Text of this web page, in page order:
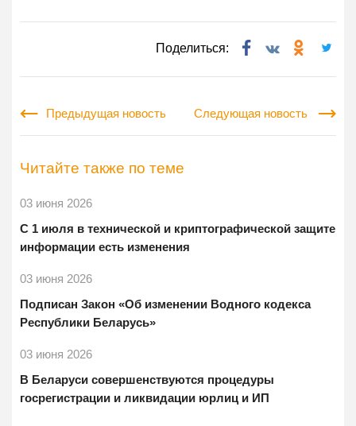
Поделиться:
Предыдущая новость Следующая новость
Читайте также по теме
03 июня 2026
С 1 июля в технической и криптографической защите
информации есть изменения
03 июня 2026
Подписан Закон «Об изменении Водного кодекса
Республики Беларусь»
03 июня 2026
В Беларуси совершенствуются процедуры
госрегистрации и ликвидации юрлиц и ИП